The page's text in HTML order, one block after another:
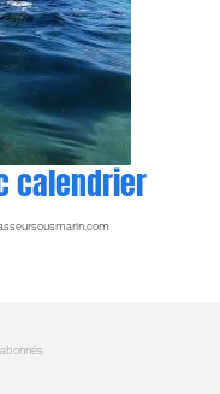
calendrier